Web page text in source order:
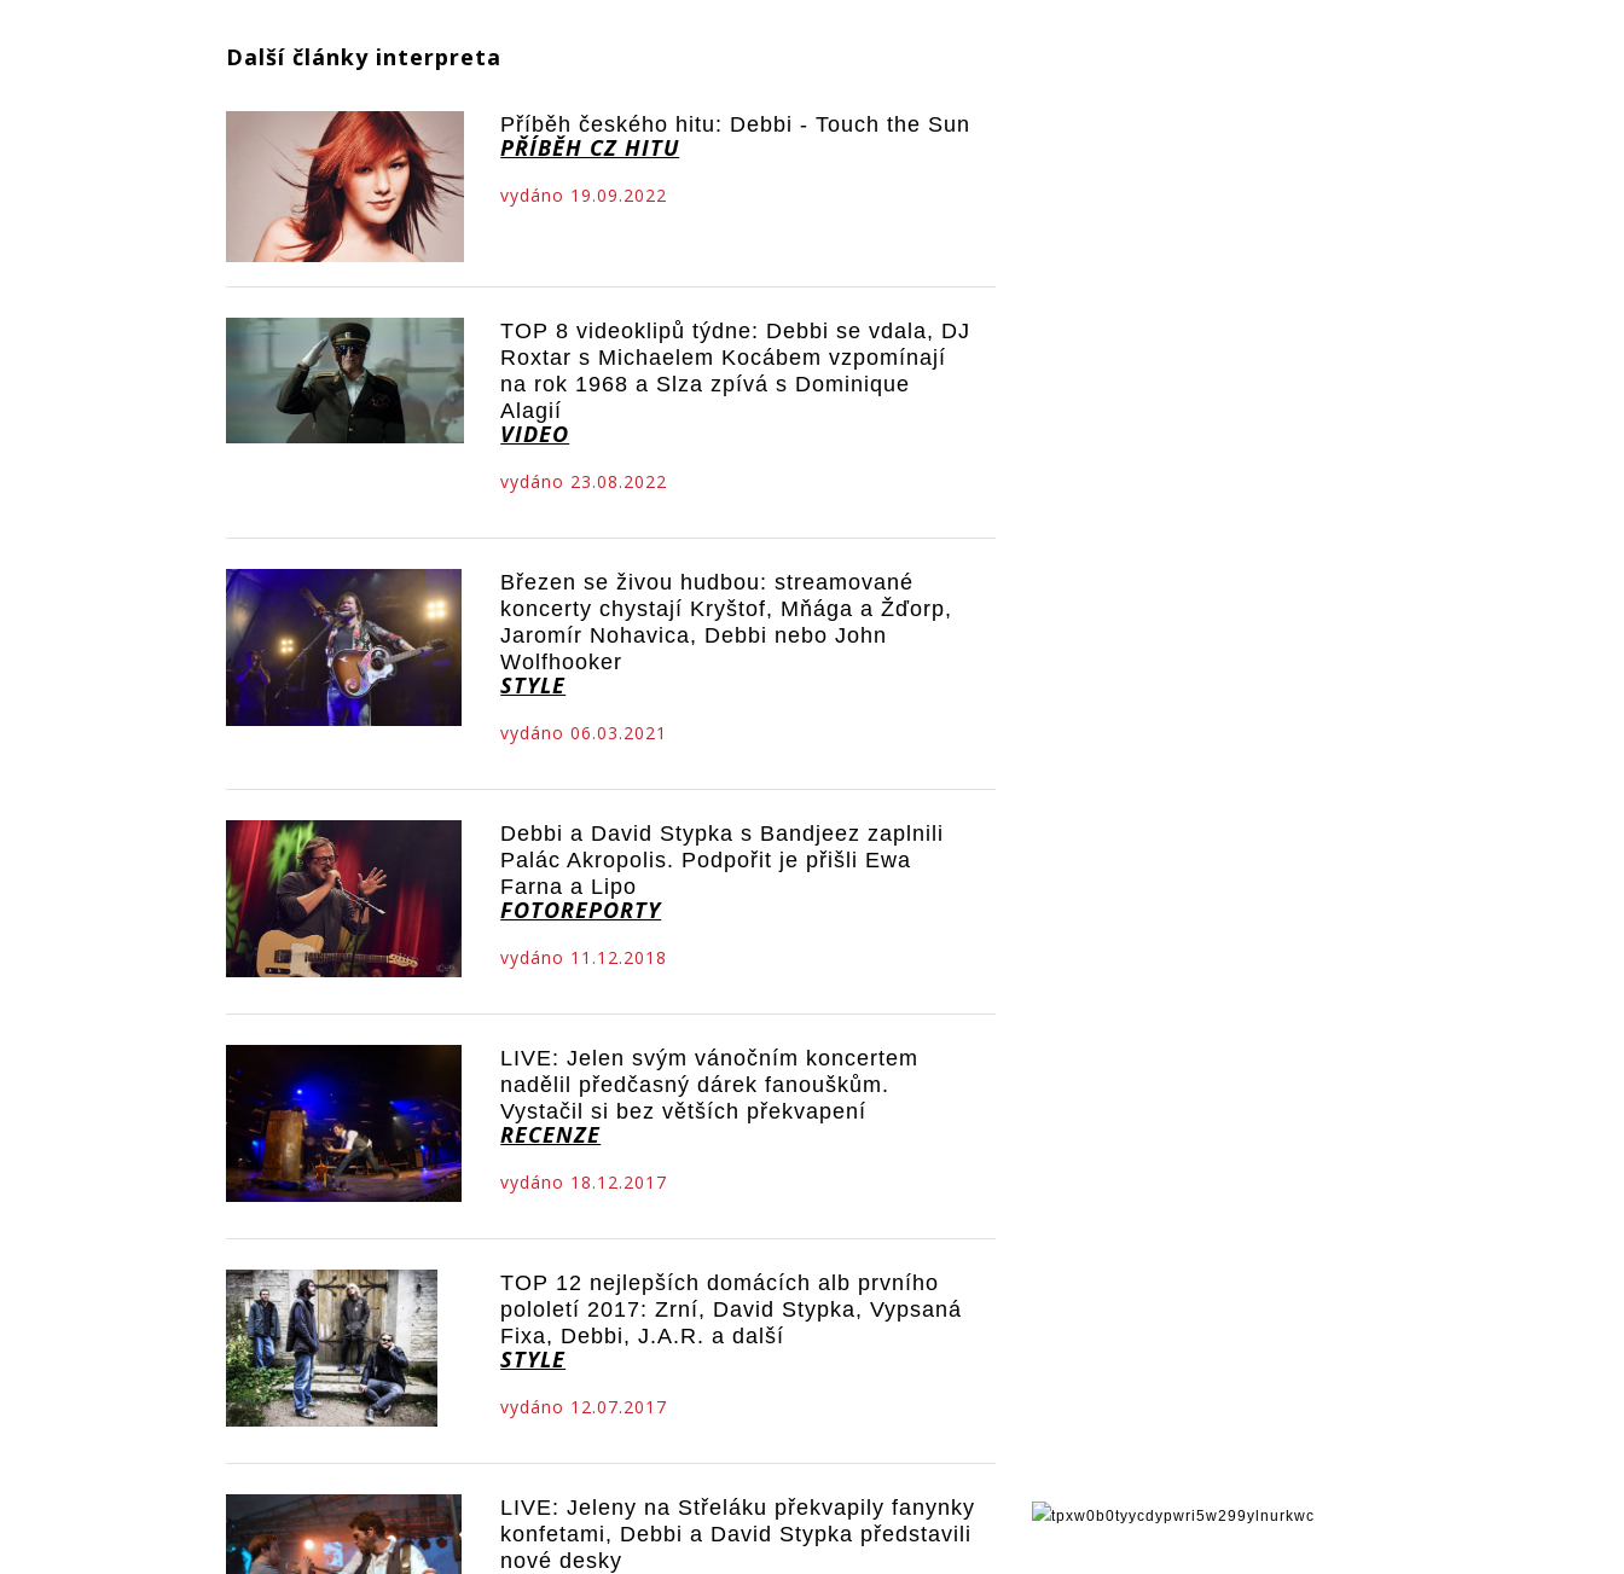
Další články interpreta
Příběh českého hitu: Debbi - Touch the Sun
PŘÍBĚH CZ HITU
vydáno 19.09.2022
TOP 8 videoklipů týdne: Debbi se vdala, DJ
Roxtar s Michaelem Kocábem vzpomínají
na rok 1968 a Slza zpívá s Dominique
Alagií
VIDEO
vydáno 23.08.2022
Březen se živou hudbou: streamované
koncerty chystají Kryštof, Mňága a Žďorp,
Jaromír Nohavica, Debbi nebo John
Wolfhooker
STYLE
vydáno 06.03.2021
Debbi a David Stypka s Bandjeez zaplnili
Palác Akropolis. Podpořit je přišli Ewa
Farna a Lipo
FOTOREPORTY
vydáno 11.12.2018
LIVE: Jelen svým vánočním koncertem
nadělil předčasný dárek fanouškům.
Vystačil si bez větších překvapení
RECENZE
vydáno 18.12.2017
TOP 12 nejlepších domácích alb prvního
pololetí 2017: Zrní, David Stypka, Vypsaná
Fixa, Debbi, J.A.R. a další
STYLE
vydáno 12.07.2017
LIVE: Jeleny na Střeláku překvapily fanynky
konfetami, Debbi a David Stypka představili
nové desky